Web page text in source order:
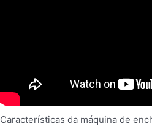
Características da máquina de